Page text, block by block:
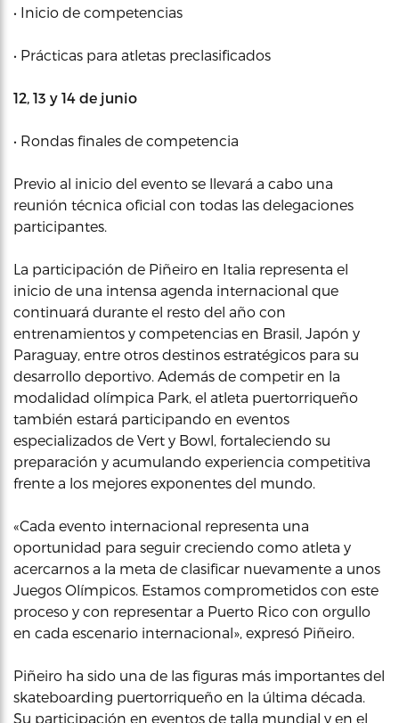
• Inicio de competencias
• Prácticas para atletas preclasificados
12, 13 y 14 de junio
• Rondas finales de competencia
Previo al inicio del evento se llevará a cabo una
reunión técnica oficial con todas las delegaciones
participantes.
La participación de Piñeiro en Italia representa el
inicio de una intensa agenda internacional que
continuará durante el resto del año con
entrenamientos y competencias en Brasil, Japón y
Paraguay, entre otros destinos estratégicos para su
desarrollo deportivo. Además de competir en la
modalidad olímpica Park, el atleta puertorriqueño
también estará participando en eventos
especializados de Vert y Bowl, fortaleciendo su
preparación y acumulando experiencia competitiva
frente a los mejores exponentes del mundo.
«Cada evento internacional representa una
oportunidad para seguir creciendo como atleta y
acercarnos a la meta de clasificar nuevamente a unos
Juegos Olímpicos. Estamos comprometidos con este
proceso y con representar a Puerto Rico con orgullo
en cada escenario internacional», expresó Piñeiro.
Piñeiro ha sido una de las figuras más importantes del
skateboarding puertorriqueño en la última década.
Su participación en eventos de talla mundial y en el